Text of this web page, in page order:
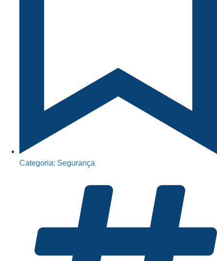
Categoria: Segurança